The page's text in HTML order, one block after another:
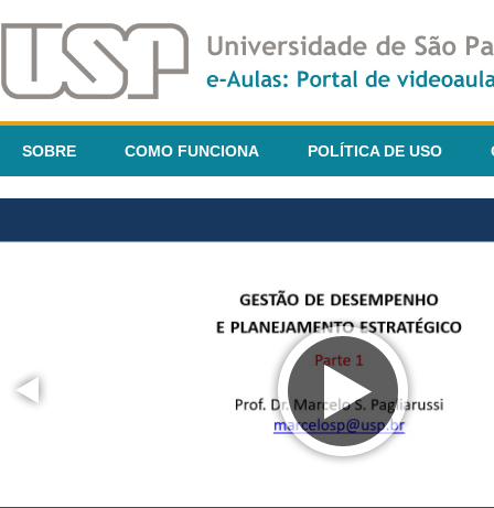
SOBRE COMO FUNCIONA POLÍTICA DE USO